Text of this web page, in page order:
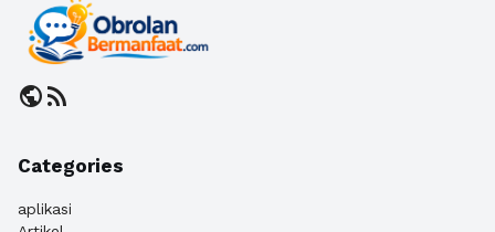
publicrss_feed
Categories
aplikasi